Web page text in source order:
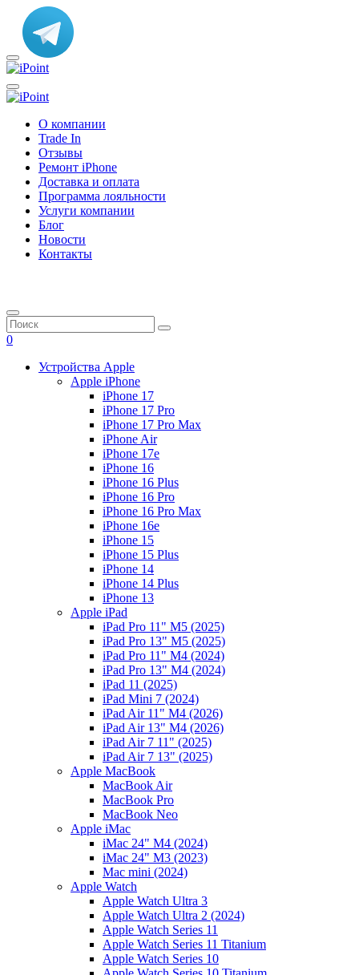
О компании
Trade In
Отзывы
Ремонт iPhone
Доставка и оплата
Программа лояльности
Услуги компании
Блог
Новости
Контакты
0
Устройства Apple
Apple iPhone
iPhone 17
iPhone 17 Pro
iPhone 17 Pro Max
iPhone Air
iPhone 17e
iPhone 16
iPhone 16 Plus
iPhone 16 Pro
iPhone 16 Pro Max
iPhone 16e
iPhone 15
iPhone 15 Plus
iPhone 14
iPhone 14 Plus
iPhone 13
Apple iPad
iPad Pro 11" M5 (2025)
iPad Pro 13" M5 (2025)
iPad Pro 11" M4 (2024)
iPad Pro 13" M4 (2024)
iPad 11 (2025)
iPad Mini 7 (2024)
iPad Air 11" M4 (2026)
iPad Air 13" M4 (2026)
iPad Air 7 11" (2025)
iPad Air 7 13" (2025)
Apple MacBook
MacBook Air
MacBook Pro
MacBook Neo
Apple iMac
iMac 24" M4 (2024)
iMac 24" M3 (2023)
Mac mini (2024)
Apple Watch
Apple Watch Ultra 3
Apple Watch Ultra 2 (2024)
Apple Watch Series 11
Apple Watch Series 11 Titanium
Apple Watch Series 10